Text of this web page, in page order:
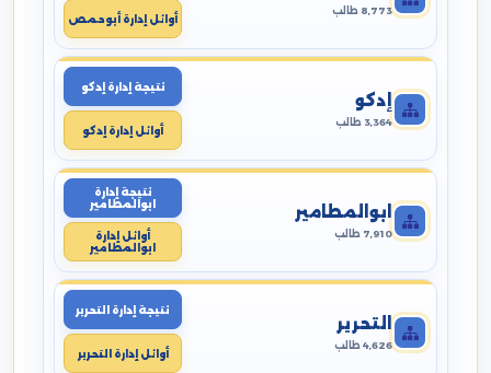
8,773 طالب
أوائل إدارة أبوحمص
إدكو
3,364 طالب
نتيجة إدارة إدكو
أوائل إدارة إدكو
ابوالمطامير
7,910 طالب
نتيجة إدارة
ابوالمطامير
أوائل إدارة
ابوالمطامير
التحرير
4,626 طالب
نتيجة إدارة التحرير
أوائل إدارة التحرير